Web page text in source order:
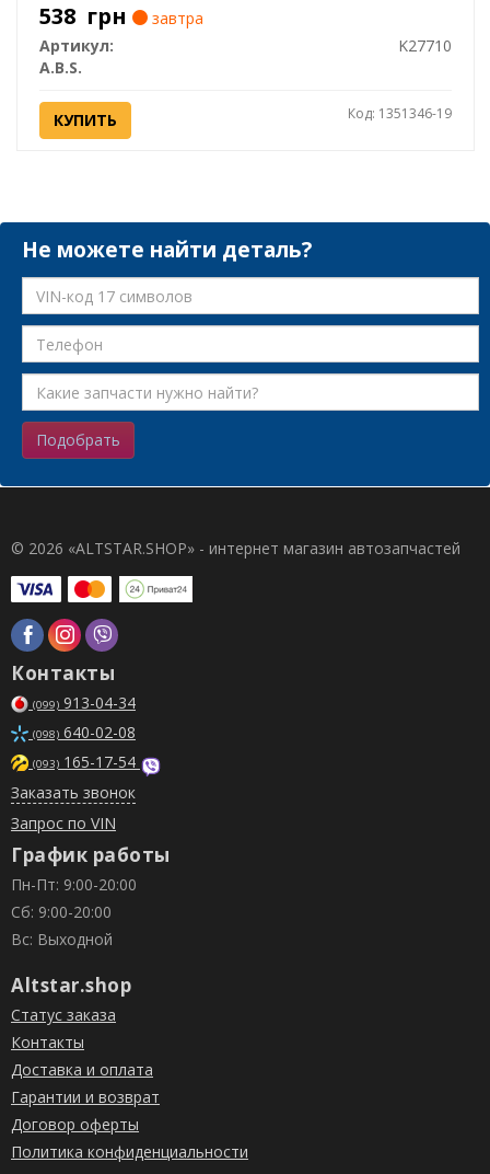
538 грн
завтра
Артикул:
K27710
A.B.S.
КУПИТЬ Код: 1351346-19
Не можете найти деталь?
Подобрать
© 2026 «ALTSTAR.SHOP» - интернет магазин автозапчастей
Контакты
(099) 913-04-34
(098) 640-02-08
(093) 165-17-54
Заказать звонок
Запрос по VIN
График работы
Пн-Пт: 9:00-20:00
Сб: 9:00-20:00
Вс: Выходной
Altstar.shop
Статус заказа
Контакты
Доставка и оплата
Гарантии и возврат
Договор оферты
Политика конфиденциальности